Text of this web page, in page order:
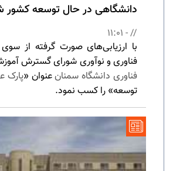
دانشگاهی در حال توسعه کشور
// - 11:01
با ارزیابی‌های صورت‌ گرفته از
فناوری و نوآوری شورای گسترش
فناوری دانشگاه سمنان‌عنوان «پارک
توسعه» را کسب نمود.